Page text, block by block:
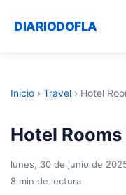
DIARIODOFLA
Inicio › Travel › Hotel
Hotel
lunes, 30 de junio de
8 min de lectura